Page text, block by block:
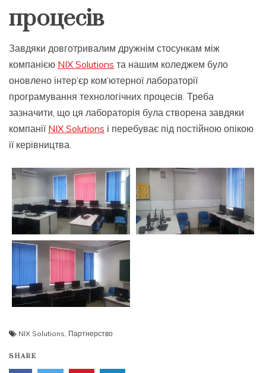
процесів
Завдяки довготривалим дружнім стосункам між
компанією NIX Solutions та нашим коледжем було
оновлено інтер’єр ком’ютерної лабораторії
програмування технологічних процесів. Треба
зазначити, що ця лабораторія була створена завдяки
компанії NIX Solutions і перебуває під постійною опікою
ії керівництва.
NIX Solutions Партнерство
SHARE